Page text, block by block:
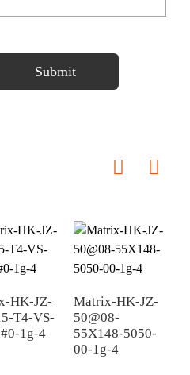
Submit
HK-JZ-
T4-VS-
1g-4
Matrix-HK-JZ-
50@08-
55X148-5050-
00-1g-4